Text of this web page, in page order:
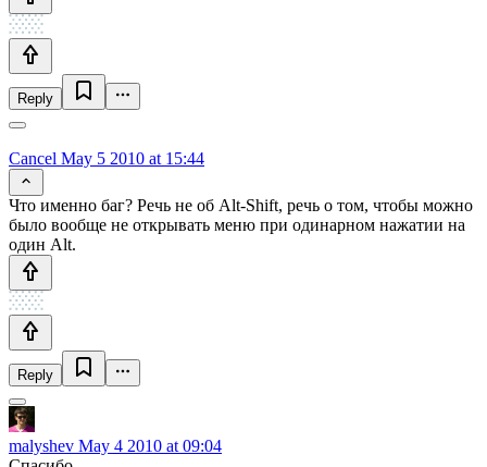
Reply
Cancel May 5 2010 at 15:44
Что именно баг? Речь не об Alt-Shift, речь о том, чтобы можно
было вообще не открывать меню при одинарном нажатии на
один Alt.
Reply
malyshev May 4 2010 at 09:04